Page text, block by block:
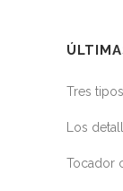
Tres
Los
Tocador